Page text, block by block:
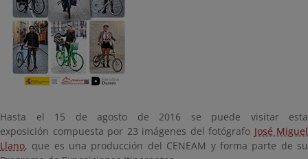
Hasta el 15 de agosto de 2016 se puede visitar esta
exposición compuesta por 23 imágenes del fotógrafo José Miguel
Llano, que es una producción del CENEAM y forma parte de su